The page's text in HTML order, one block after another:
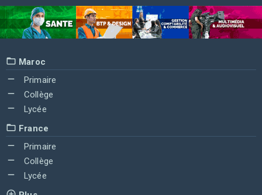
Maroc
Primaire
Collège
Lycée
France
Primaire
Collège
Lycée